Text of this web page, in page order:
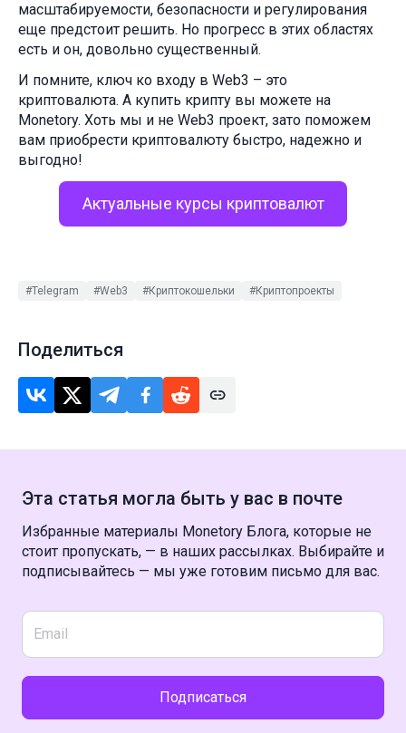
масштабируемости, безопасности и регулирования
еще предстоит решить. Но прогресс в этих областях
есть и он, довольно существенный.
И помните, ключ ко входу в Web3 – это
криптовалюта. А купить крипту вы можете на
Monetory. Хоть мы и не Web3 проект, зато поможем
вам приобрести криптовалюту быстро, надежно и
выгодно!
Актуальные курсы криптовалют
#Telegram #Web3 #Криптокошельки #Криптопроекты
Поделиться
Эта статья могла быть у вас в почте
Избранные материалы Monetory Блога, которые не
стоит пропускать, — в наших рассылках. Выбирайте и
подписывайтесь — мы уже готовим письмо для вас.
Подписаться